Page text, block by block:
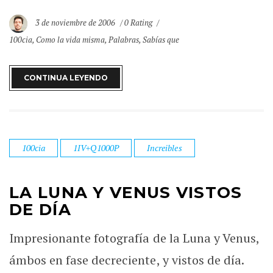
3 de noviembre de 2006
0 Rating
100cia, Como la vida misma,Palabras,Sabías que
CONTINUA LEYENDO
100cia 1IV+Q1000P Increibles
LA LUNA Y VENUS VISTOS
DE DÍA
Impresionante fotografía de la Luna y Venus,
ámbos en fase decreciente, y vistos de día.